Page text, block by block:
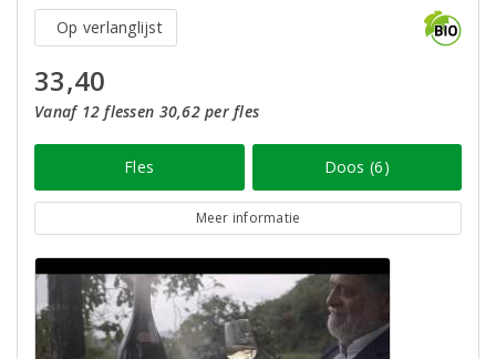
Op verlanglijst
33,40
Vanaf 12 flessen 30,62 per fles
Fles Doos (6)
Meer informatie